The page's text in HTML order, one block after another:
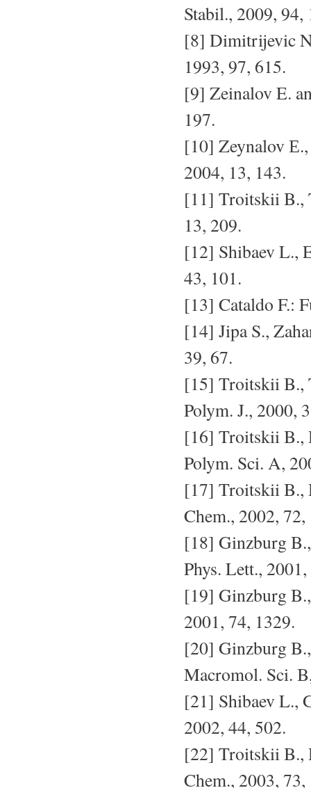
Stabil., 2009, 94,
[8] Dimitrijevic
1993, 97, 615.
[9] Zeinalov E.
197.
[10] Zeynalov
2004, 13, 143.
[11] Troitskii B.,
13, 209.
[12] Shibaev L.,
43, 101.
[13] Cataldo F.:
[14] Jipa S.,
39, 67.
[15] Troitskii B.,
Polym. J., 2000,
[16] Troitskii B.,
Polym. Sci. A,
[17] Troitskii B.,
Chem., 2002, 72,
[18] Ginzburg
Phys. Lett.,
[19] Ginzburg
2001, 74, 1329.
[20] Ginzburg
Macromol. Sci.
[21] Shibaev L.,
2002, 44, 502.
[22] Troitskii B.,
Chem., 2003, 73,